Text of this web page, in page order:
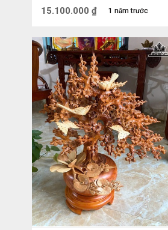
1 năm trước
15.100.000 ₫